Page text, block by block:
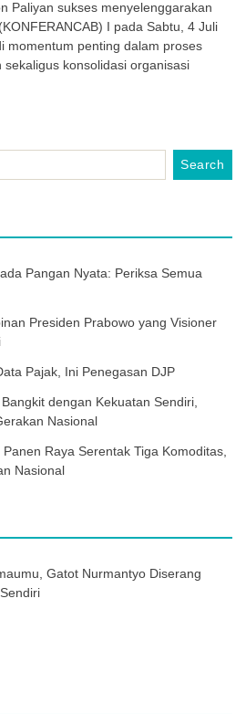
Paliyan sukses menyelenggarakan
I pada Sabtu, 4 Juli
momentum penting dalam proses
konsolidasi organisasi
Pangan Nyata: Periksa Semua
Presiden Prabowo yang Visioner
Pajak, Ini Penegasan DJP
dengan Kekuatan Sendiri,
Nasional
Raya Serentak Tiga Komoditas,
Nasional
Gatot Nurmantyo Diserang